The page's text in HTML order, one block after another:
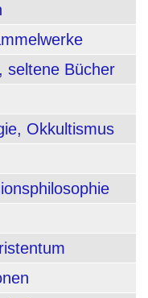
seltene Bücher
Okkultismus